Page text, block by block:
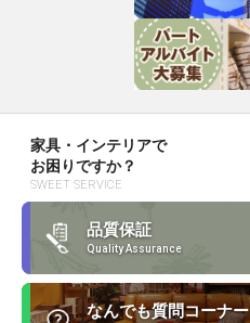
家具・インテリアで
お困りですか？
SWEET SERVICE
品質保証
Quality Assurance
なんでも質問コーナー